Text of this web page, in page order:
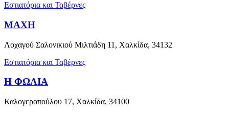
Εστιατόρια και Ταβέρνες
ΜΑΧΗ
Λοχαγού Σαλονικιού Μιλτιάδη 11, Χαλκίδα, 34132
Εστιατόρια και Ταβέρνες
H ΦΩΛΙΑ
Καλογεροπούλου 17, Χαλκίδα, 34100